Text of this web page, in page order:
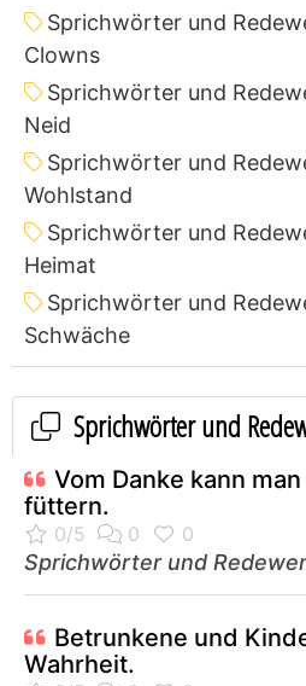
Sprichwörter und
Clowns
Sprichwörter und
Neid
Sprichwörter und
Wohlstand
Sprichwörter und
Heimat
Sprichwörter und
Schwäche
Sprichwörter und
Vom Danke kann
füttern.
Sprichwörter und
Betrunkene und
Wahrheit.